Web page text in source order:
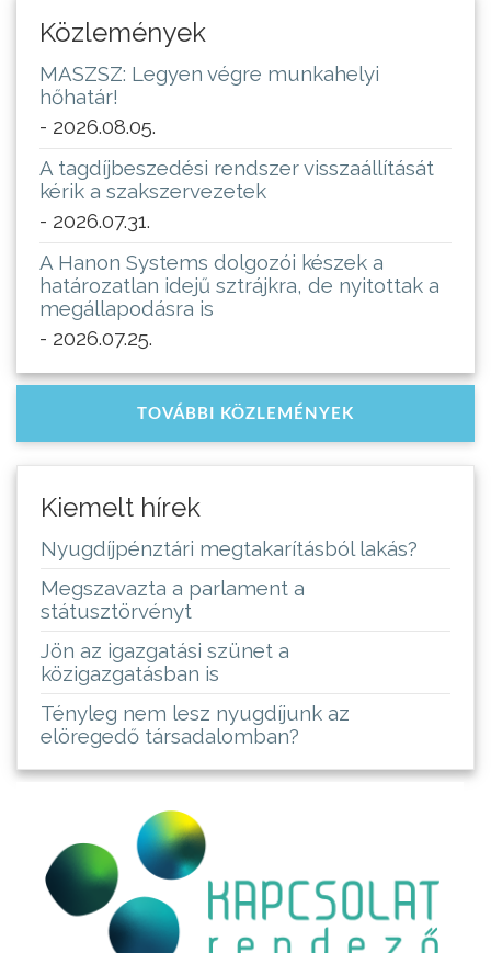
Közlemények
MASZSZ: Legyen végre munkahelyi
hőhatár!
- 2026.08.05.
A tagdíjbeszedési rendszer visszaállítását
kérik a szakszervezetek
- 2026.07.31.
A Hanon Systems dolgozói készek a
határozatlan idejű sztrájkra, de nyitottak a
megállapodásra is
- 2026.07.25.
TOVÁBBI KÖZLEMÉNYEK
Kiemelt hírek
Nyugdíjpénztári megtakarításból lakás?
Megszavazta a parlament a
státusztörvényt
Jön az igazgatási szünet a
közigazgatásban is
Tényleg nem lesz nyugdíjunk az
elöregedő társadalomban?